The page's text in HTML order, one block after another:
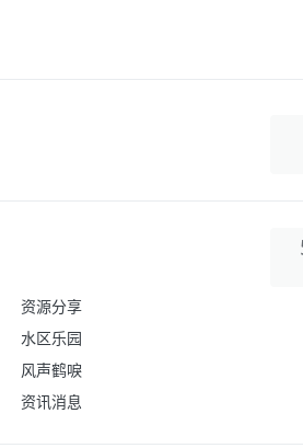
资源分享
水区乐园
风声鹤唳